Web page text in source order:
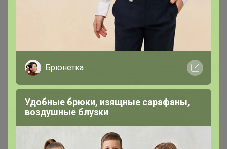
Вы также можете использовать разделочную доску
как сервировочную тарелку для таких продуктов, как
сыр или мясное ассорти.
Пожалуйста, обратитесь к упаковочной этикетке с
указанием страны происхождения.
Размеры: 24х15х0,5см, 34х24х0,8см.
Артикул 406.130.07
Дополнительная информация
Брюнетка
Удобные брюки, изящные сарафаны,
воздушные блузки